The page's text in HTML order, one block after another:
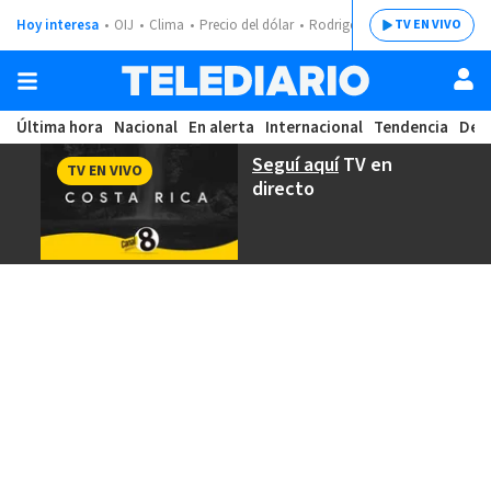
Hoy interesa OIJ Clima Precio del dólar Rodrigo ChavesTV EN VIVO
Última hora Nacional En alerta Internacional Tendencia
Seguí aquíTV en
directo
TV EN VIVO